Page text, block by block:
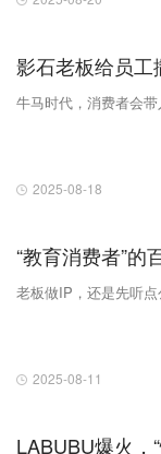
影石老板给员工
牛马时代，消费者会带
2025-08-18
“教育消费者”的
老板做IP，还是先听点
2025-08-11
LABUBU爆火，